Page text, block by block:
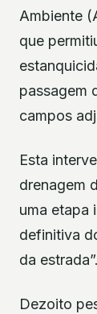
Ambiente
que
passagem
campos
Esta
drenagem
uma etapa
definitiva
da estrada”.
Dezoito